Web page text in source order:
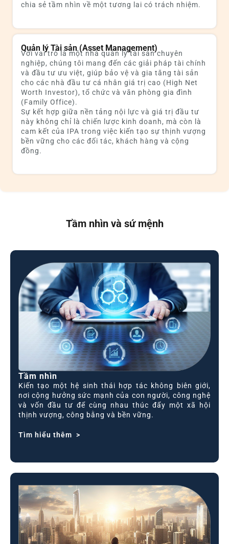
chia sẻ tầm nhìn về một tương lai có trách nhiệm.
Quản lý Tài sản (Asset Management)
Với vai trò là một nhà quản lý tài sản chuyên
nghiệp, chúng tôi mang đến các giải pháp tài chính
và đầu tư ưu việt, giúp bảo vệ và gia tăng tài sản
cho các nhà đầu tư cá nhân giá trị cao (High Net
Worth Investor), tổ chức và văn phòng gia đình
(Family Office).
Sự kết hợp giữa nền tảng nội lực và giá trị đầu tư
này không chỉ là chiến lược kinh doanh, mà còn là
cam kết của IPA trong việc kiến tạo sự thịnh vượng
bền vững cho các đối tác, khách hàng và cộng
đồng.
Tầm nhìn và sứ mệnh
Tầm nhìn
Kiến tạo một hệ sinh thái hợp tác không biên giới,
nơi cộng hưởng sức mạnh của con người, công nghệ
và vốn đầu tư để cùng nhau thúc đẩy một xã hội
thịnh vượng, công bằng và bền vững.
Tìm hiểu thêm >